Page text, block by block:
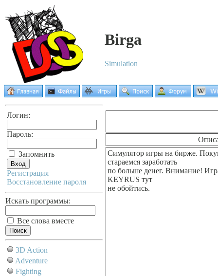
Birga
Simulation
Логин:
Пароль:
Запомнить
Регистрация
Восстановление пароля
Искать программы:
Все слова вместе
3D Action
Adventure
Fighting
Симулятор игры на бирже.
стараемся заработать
по больше денег. Внимание!
KEYRUS тут
не обойтись.